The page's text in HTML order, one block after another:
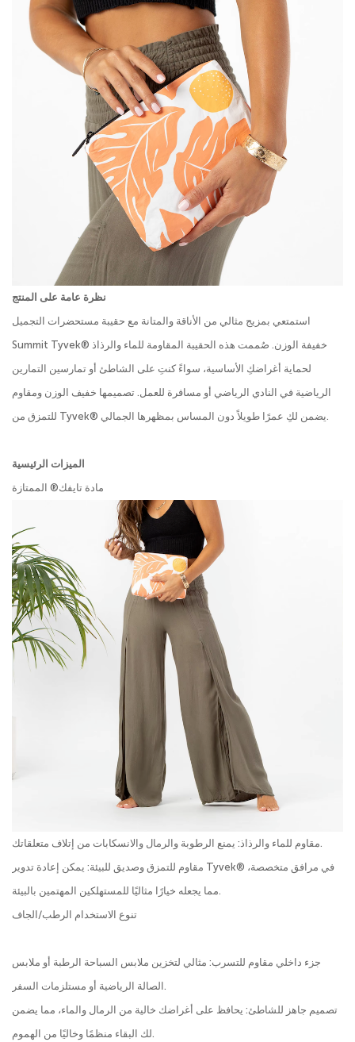
نظرة عامة على المنتج
استمتعي بمزيج مثالي من الأناقة والمتانة مع حقيبة مستحضرات التجميل
Summit Tyvek® خفيفة الوزن. صُممت هذه الحقيبة المقاومة للماء والرذاذ
لحماية أغراضكِ الأساسية، سواءً كنتِ على الشاطئ أو تمارسين التمارين
الرياضية في النادي الرياضي أو مسافرة للعمل. تصميمها خفيف الوزن ومقاوم
الميزات الرئيسية
مادة تايفك® الممتازة
مقاوم للتمزق وصديق للبيئة: يمكن إعادة تدوير Tyvek® في مرافق متخصصة،
تنوع الاستخدام الرطب/الجاف
جزء داخلي مقاوم للتسرب: مثالي لتخزين ملابس السباحة الرطبة أو ملابس
تصميم جاهز للشاطئ: يحافظ على أغراضك خالية من الرمال والماء، مما يضمن